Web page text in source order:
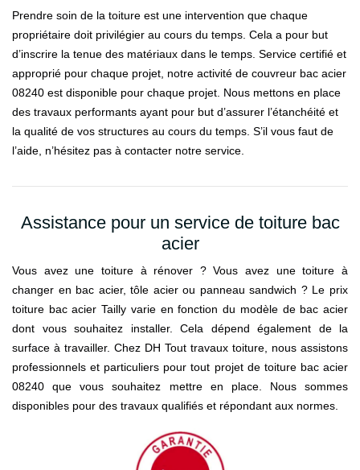
Prendre soin de la toiture est une intervention que chaque
propriétaire doit privilégier au cours du temps. Cela a pour but
d’inscrire la tenue des matériaux dans le temps. Service certifié et
approprié pour chaque projet, notre activité de couvreur bac acier
08240 est disponible pour chaque projet. Nous mettons en place
des travaux performants ayant pour but d’assurer l’étanchéité et
la qualité de vos structures au cours du temps. S’il vous faut de
l’aide, n’hésitez pas à contacter notre service.
Assistance pour un service de toiture bac
acier
Vous avez une toiture à rénover ? Vous avez une toiture à
changer en bac acier, tôle acier ou panneau sandwich ? Le prix
toiture bac acier Tailly varie en fonction du modèle de bac acier
dont vous souhaitez installer. Cela dépend également de la
surface à travailler. Chez DH Tout travaux toiture, nous assistons
professionnels et particuliers pour tout projet de toiture bac acier
08240 que vous souhaitez mettre en place. Nous sommes
disponibles pour des travaux qualifiés et répondant aux normes.